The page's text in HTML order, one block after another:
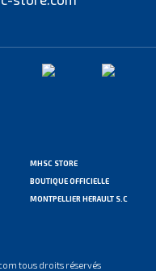
MHSC STORE
BOUTIQUE OFFICIELLE
MONTPELLIER HERAULT S.C
tous droits réservés